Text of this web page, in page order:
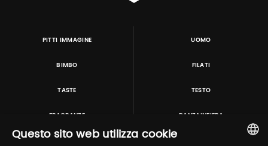
PITTI IMMAGINE UOMO
BIMBO FILATI
TASTE TESTO
FRAGRANZE DANZAINFIERA
Questo sito web utilizza cookie